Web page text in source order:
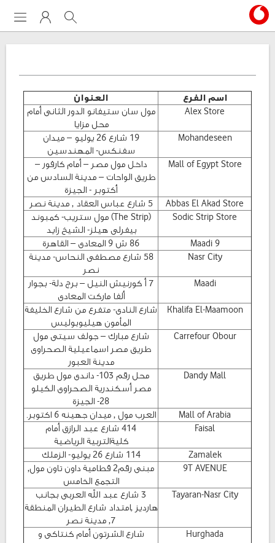
My VodafoneSearch
اسم الفرع
العنوان
Alex Store
مول سان ستيفانو الدور الثانى أمام
محل مزايا
Mohandeseen
19 شارع 26 يوليو – ميدان
سفنكس- المهندسين
Mall of Egypt Store
داخل مول مصر – أمام كارفور –
طريق الواحات – مدينة السادس من
أكتوبر - الجيزة
Abbas El Akad Store
5 شارع عباس العقاد , مدينة نصر
Sodic Strip Store
(The Strip) مول ستريب- كمبوند
بيفرلى هيلز- الشيخ زايد
Maadi 9
86 ش 9 المعادى – القاهرة
Nasr City
58 شارع مصطفى النحاس- مدينة
نصر
Maadi
7 أ كورنيش النيل – برج دلة- بجوار
ألفا ماركت المعادى
Khalifa El-Maamoon
شارع النادى- متفرع من شارع الخليفة
المأمون هيليوبوليس
Carrefour Obour
شارع مبارك – جولف سيتى مول
طريق مصر اسماعيلية الصحراوى
مدينة العبور
Dandy Mall
محل رقم 103- داندى مول طريق
مصر أسكندرية الصحراوى الكيلو
28- الجيزة
Mall of Arabia
العرب مول , ميدان جهينه 6 اكتوبر.
Faisal
414 شارع عبد الرازق أمام
كليةالتربية الرياضية
Zamalek
114 شارع 26 يوليو- الزملك
9T AVENUE
مبنى رقم2 قطامية داون تاون مول,
التجمع الخامس
Tayaran-Nasr City
3 شارع عبد الله العربى بجانب
هارديز ,امتداد شارع الطيران المنطقة
7, مدينة نصر
Hurghada
شارع الشرتون أمام كنتاكى و